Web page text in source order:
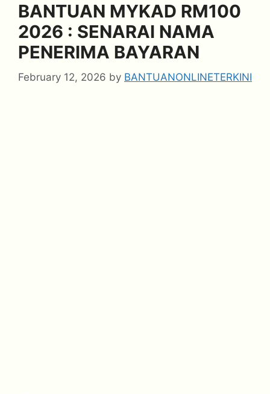
BANTUAN MYKAD RM100
2026 : SENARAI NAMA
PENERIMA BAYARAN
February 12, 2026 by BANTUANONLINETERKINI